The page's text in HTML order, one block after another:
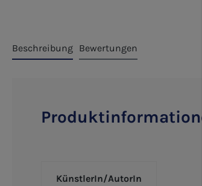
Beschreibung Bewertungen
KünstlerIn/AutorIn